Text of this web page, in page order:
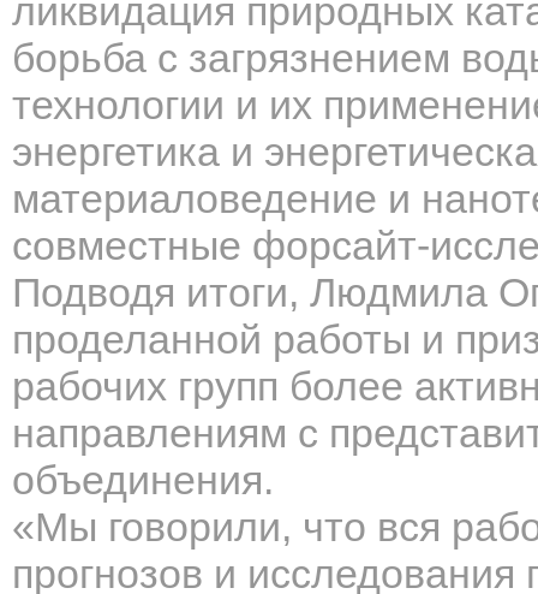
ликвидация природных
борьба с загрязнением
технологии и их
энергетика и
материаловедение и
совместные форсайт-
Подводя итоги, Людмила
проделанной работы и
рабочих групп более
направлениям с
объединения.
«Мы говорили, что вся
прогнозов и